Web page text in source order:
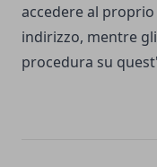
accedere al
indirizzo, mentre
procedura su